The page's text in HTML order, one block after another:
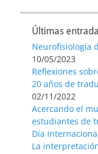
Últimas
Neurofisiología
10/05/2023
Reflexiones
20 años de
02/11/2022
Acercando el
estudiantes de
Día
La